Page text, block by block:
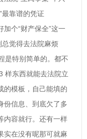
最靠谱的凭证
个“财产保全”这一
总觉得去法院麻烦
是特别简单的。都不
样东西就能去法院立
的模板，自己能填的
份信息、到底欠了多
内容就行。还有一样
实在没有呢那可就麻